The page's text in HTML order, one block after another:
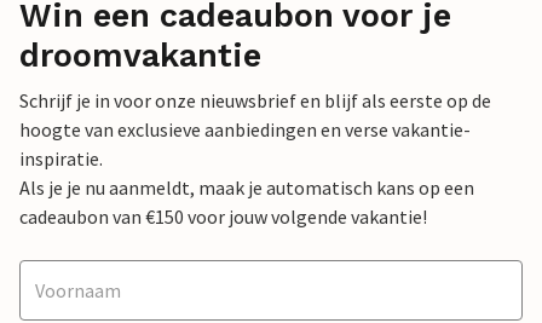
Win een cadeaubon voor je
droomvakantie
Schrijf je in voor onze nieuwsbrief en blijf als eerste op de
hoogte van exclusieve aanbiedingen en verse vakantie-
inspiratie.
Als je je nu aanmeldt, maak je automatisch kans op een
cadeaubon van €150 voor jouw volgende vakantie!